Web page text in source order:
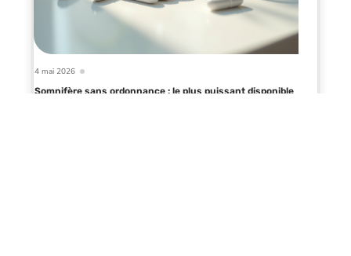
4 mai 2026
Somnifère sans ordonnance : le plus puissant disponible